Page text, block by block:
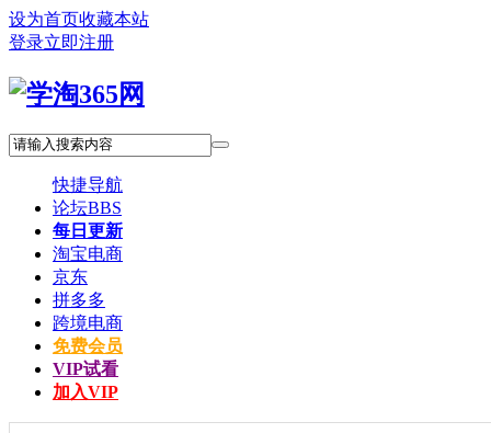
设为首页收藏本站
登录立即注册
快捷导航
论坛BBS
每日更新
淘宝电商
京东
拼多多
跨境电商
免费会员
VIP试看
加入VIP